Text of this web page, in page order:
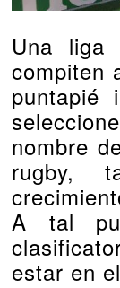
Una liga
compiten
puntapié
nombre
rugby,
A tal
estar en